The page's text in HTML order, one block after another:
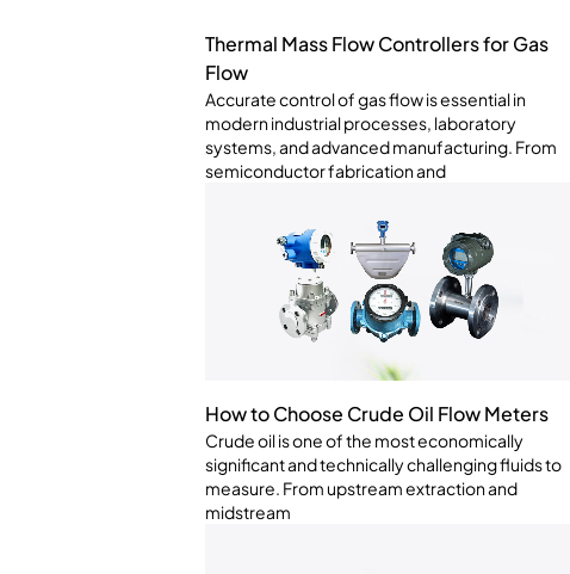
Thermal Mass Flow Controllers for Gas
Flow
Accurate control of gas flow is essential in
modern industrial processes, laboratory
systems, and advanced manufacturing. From
semiconductor fabrication and
How to Choose Crude Oil Flow Meters
Crude oil is one of the most economically
significant and technically challenging fluids to
measure. From upstream extraction and
midstream